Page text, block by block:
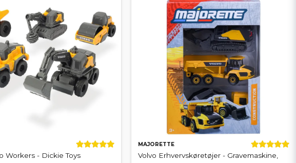
Workers - Dickie Toys
MAJORETTE
Volvo Erhvervskøretøjer - Gravemaskine,